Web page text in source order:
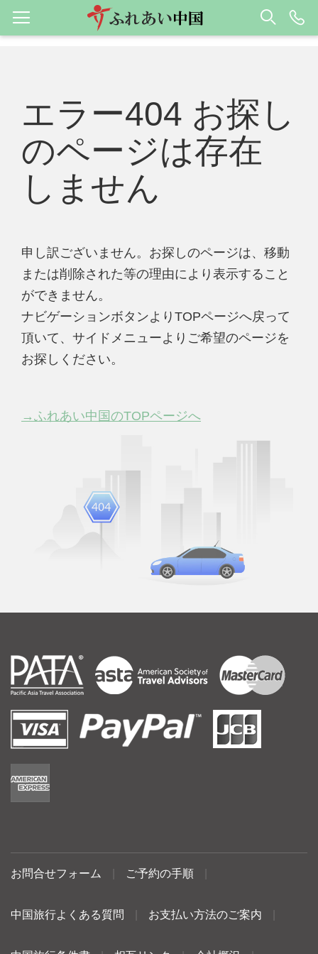
エラー404 お探し
のページは存在
しません
申し訳ございません。お探しのページは、移動
または削除された等の理由により表示すること
ができません。
ナビゲーションボタンよりTOPページへ戻って
頂いて、サイドメニューよりご希望のページを
お探しください。
→ふれあい中国のTOPページへ
お問合せフォーム ご予約の手順
中国旅行よくある質問 お支払い方法のご案内